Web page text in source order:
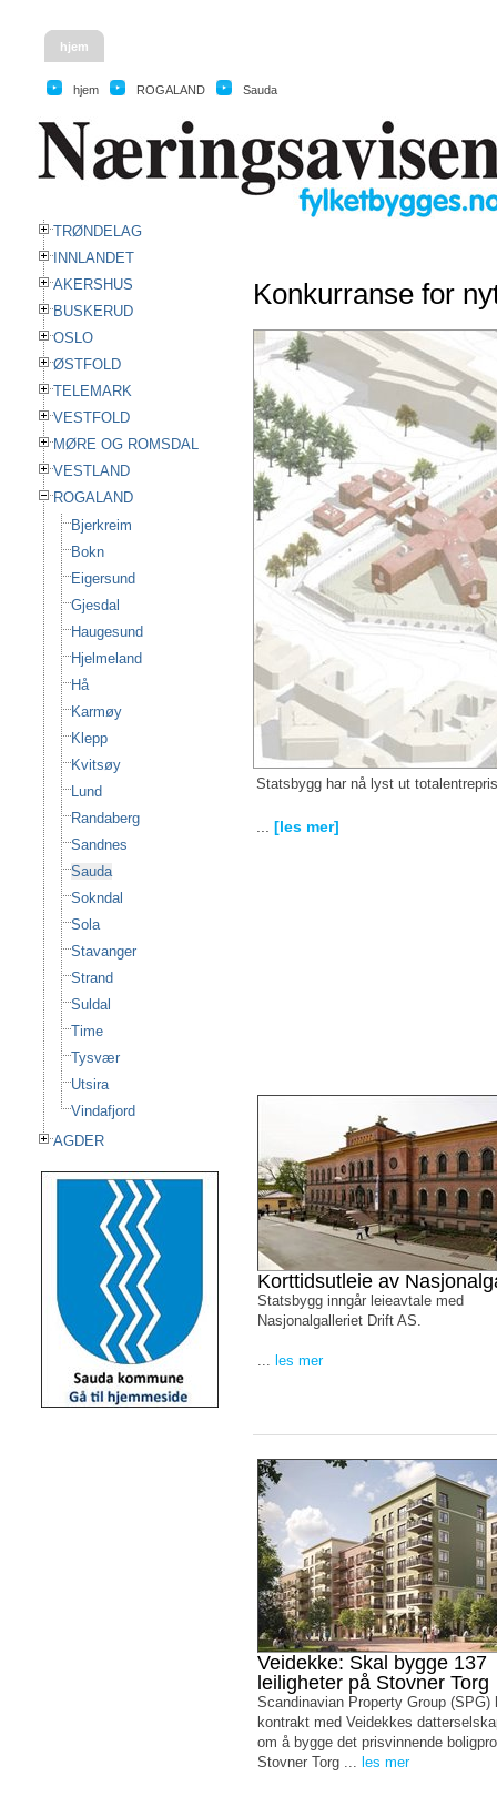
hjem
hjem ROGALAND Sauda
TRØNDELAG
INNLANDET
AKERSHUS
BUSKERUD
OSLO
ØSTFOLD
TELEMARK
VESTFOLD
MØRE OG ROMSDAL
VESTLAND
ROGALAND
Bjerkreim
Bokn
Eigersund
Gjesdal
Haugesund
Hjelmeland
Hå
Karmøy
Klepp
Kvitsøy
Lund
Randaberg
Sandnes
Sauda
Sokndal
Sola
Stavanger
Strand
Suldal
Time
Tysvær
Utsira
Vindafjord
AGDER
Konkurranse for
Statsbygg har nå lyst ut
[les mer]
Korttidsutleie av
Statsbygg inngår leieavtale med
Nasjonalgalleriet Drift AS.
... les mer
Veidekke: Skal bygge 137
leiligheter på Stovner Torg
Scandinavian Property Group (SPG)
kontrakt med Veidekkes
om å bygge det prisvinnende
Stovner Torg ... les mer